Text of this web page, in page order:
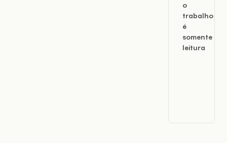
o
trabalho
é
somente
leitura